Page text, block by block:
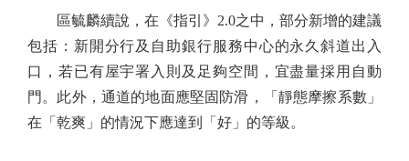
區毓麟續說，在《指引》2.0之中，部分新增的建議
包括：新開分行及自助銀行服務中心的永久斜道出入
口，若已有屋宇署入則及足夠空間，宜盡量採用自動
門。此外，通道的地面應堅固防滑，「靜態摩擦系數」
在「乾爽」的情況下應達到「好」的等級。